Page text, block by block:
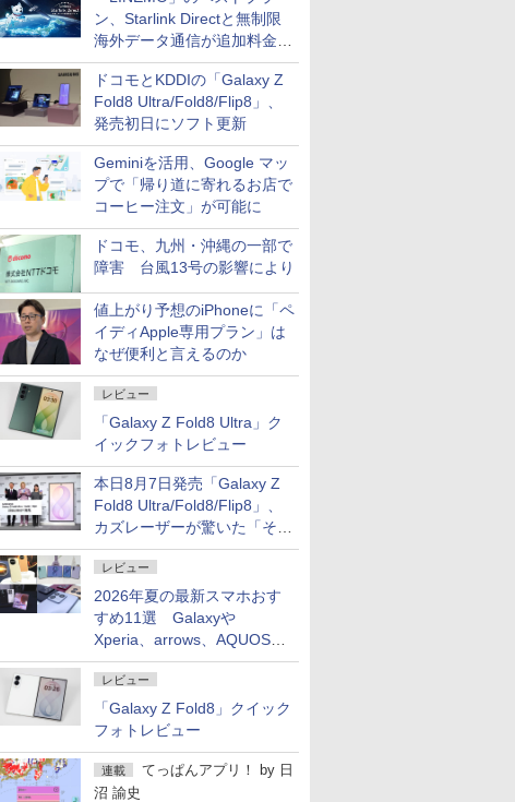
ン、Starlink Directと無制限
海外データ通信が追加料金な
しに
ドコモとKDDIの「Galaxy Z
Fold8 Ultra/Fold8/Flip8」、
発売初日にソフト更新
Geminiを活用、Google マッ
プで「帰り道に寄れるお店で
コーヒー注文」が可能に
ドコモ、九州・沖縄の一部で
障害 台風13号の影響により
値上がり予想のiPhoneに「ペ
イディApple専用プラン」は
なぜ便利と言えるのか
レビュー
「Galaxy Z Fold8 Ultra」ク
イックフォトレビュー
本日8月7日発売「Galaxy Z
Fold8 Ultra/Fold8/Flip8」、
カズレーザーが驚いた「そば
屋のメニュー並みの薄さ」
レビュー
2026年夏の最新スマホおす
すめ11選 Galaxyや
Xperia、arrows、AQUOSな
ど注目機種の特徴は
レビュー
「Galaxy Z Fold8」クイック
フォトレビュー
連載 てっぱんアプリ！ by 日
沼 諭史